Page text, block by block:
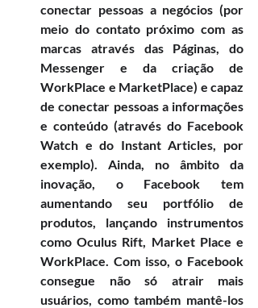
conectar pessoas a negócios (por
meio do contato próximo com as
marcas através das Páginas, do
Messenger e da criação de
WorkPlace e MarketPlace) e capaz
de conectar pessoas a informações
e conteúdo (através do Facebook
Watch e do Instant Articles, por
exemplo). Ainda, no âmbito da
inovação, o Facebook tem
aumentando seu portfólio de
produtos, lançando instrumentos
como Oculus Rift, Market Place e
WorkPlace. Com isso, o Facebook
consegue não só atrair mais
usuários, como também mantê-los